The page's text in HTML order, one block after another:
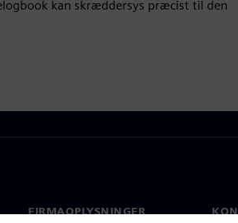
kan skræddersys præcist til den
FIRMAOPLYSNINGER